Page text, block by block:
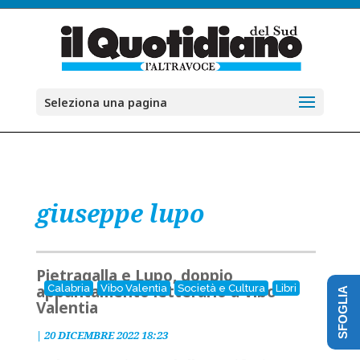
Seleziona una pagina
giuseppe lupo
Calabria Vibo Valentia Società e Cultura Libri
Pietragalla e Lupo, doppio
appuntamento letterario a Vibo
Valentia
| 20 DICEMBRE 2022 18:23 SFOGLIA